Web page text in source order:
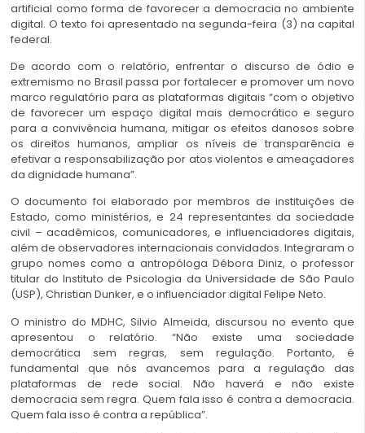
artificial como forma de favorecer a democracia no ambiente
digital. O texto foi apresentado na segunda-feira (3) na capital
federal.
De acordo com o relatório, enfrentar o discurso de ódio e
extremismo no Brasil passa por fortalecer e promover um novo
marco regulatório para as plataformas digitais “com o objetivo
de favorecer um espaço digital mais democrático e seguro
para a convivência humana, mitigar os efeitos danosos sobre
os direitos humanos, ampliar os níveis de transparência e
efetivar a responsabilização por atos violentos e ameaçadores
da dignidade humana”.
O documento foi elaborado por membros de instituições de
Estado, como ministérios, e 24 representantes da sociedade
civil – acadêmicos, comunicadores, e influenciadores digitais,
além de observadores internacionais convidados. Integraram o
grupo nomes como a antropóloga Débora Diniz, o professor
titular do Instituto de Psicologia da Universidade de São Paulo
(USP), Christian Dunker, e o influenciador digital Felipe Neto.
O ministro do MDHC, Silvio Almeida, discursou no evento que
apresentou o relatório. “Não existe uma sociedade
democrática sem regras, sem regulação. Portanto, é
fundamental que nós avancemos para a regulação das
plataformas de rede social. Não haverá e não existe
democracia sem regra. Quem fala isso é contra a democracia.
Quem fala isso é contra a república”.